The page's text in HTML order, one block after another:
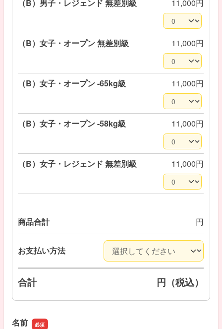
（B）男子・レジェンド 無差別級 11,000円
（B）女子・オープン 無差別級 11,000円
（B）女子・オープン -65kg級 11,000円
（B）女子・オープン -58kg級 11,000円
（B）女子・レジェンド 無差別級 11,000円
商品合計 円
お支払い方法
合計 円（税込）
名前